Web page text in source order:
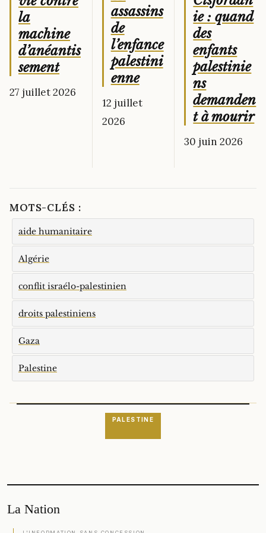
la
machine
d’anéantis
sement
27 juillet 2026
assassins
de
l’enfance
palestini
enne
12 juillet
2026
ie : quand
des
enfants
palestinie
ns
demanden
t à mourir
30 juin 2026
MOTS-CLÉS :
aide humanitaire
Algérie
conflit israélo-palestinien
droits palestiniens
Gaza
Palestine
PALESTINE
La Nation